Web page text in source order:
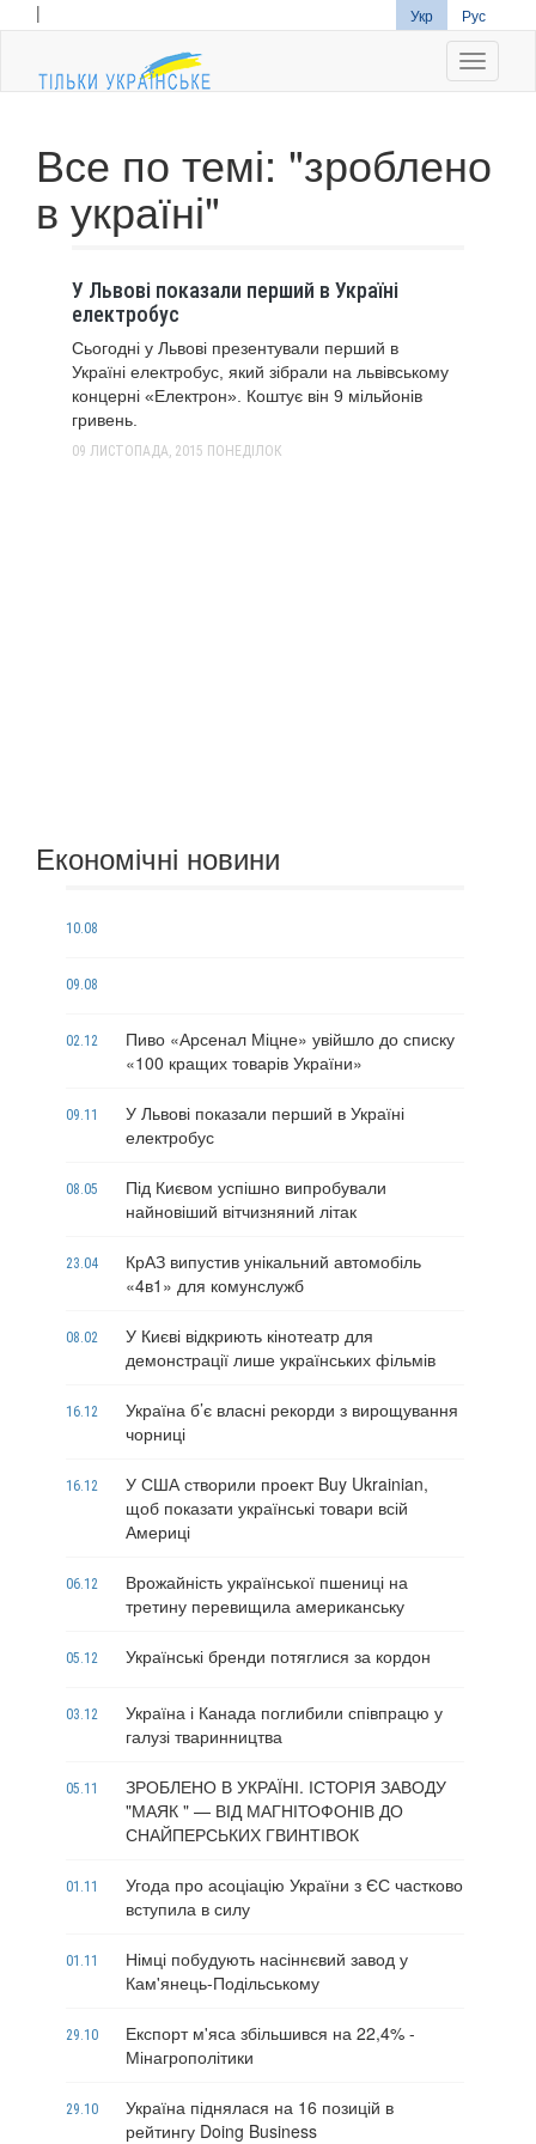
| Укр Рус
Все по темі: "зроблено
в україні"
У Львові показали перший в Україні
електробус
Сьогодні у Львові презентували перший в
Україні електробус, який зібрали на львівському
концерні «Електрон». Коштує він 9 мільйонів
гривень.
09 ЛИСТОПАДА, 2015 ПОНЕДІЛОК
Економічні новини
10.08
09.08
02.12
Пиво «Арсенал Міцне» увійшло до списку
«100 кращих товарів України»
09.11
У Львові показали перший в Україні
електробус
08.05
Під Києвом успішно випробували
найновіший вітчизняний літак
23.04
КрАЗ випустив унікальний автомобіль
«4в1» для комунслужб
08.02
У Києві відкриють кінотеатр для
демонстрації лише українських фільмів
16.12
Україна б’є власні рекорди з вирощування
чорниці
16.12
У США створили проект Buy Ukrainian,
щоб показати українські товари всій
Америці
06.12
Врожайність української пшениці на
третину перевищила американську
05.12 Українські бренди потяглися за кордон
03.12
Україна і Канада поглибили співпрацю у
галузі тваринництва
05.11
ЗРОБЛЕНО В УКРАЇНІ. ІСТОРІЯ ЗАВОДУ
"МАЯК " — ВІД МАГНІТОФОНІВ ДО
СНАЙПЕРСЬКИХ ГВИНТІВОК
01.11
Угода про асоціацію України з ЄС частково
вступила в силу
01.11
Німці побудують насіннєвий завод у
Кам'янець-Подільському
29.10
Експорт м'яса збільшився на 22,4% -
Мінагрополітики
29.10
Україна піднялася на 16 позицій в
рейтингу Doing Business